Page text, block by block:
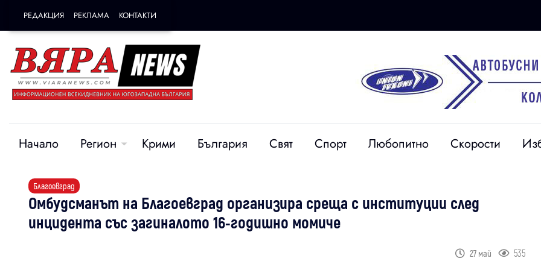
РЕДАКЦИЯ РЕКЛАМА КОНТАКТИ
Начало Регион Крими България Свят Спорт Любопитно Скорости
Благоевград
Омбудсманът на Благоевград организира среща с институции след
инцидента със загиналото 16-годишно момиче
27 май 535